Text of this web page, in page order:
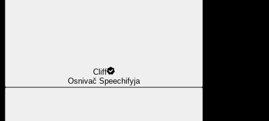
Cliff
Osnivač Speechifyja